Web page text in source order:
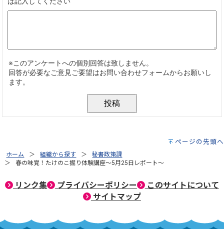
ページの先頭へ
ホーム 組織から探す
秘書政策課
春の味覚！たけのこ掘り体験講座～5月25日レポート～
リンク集 プライバシーポリシー
このサイトについて
サイトマップ